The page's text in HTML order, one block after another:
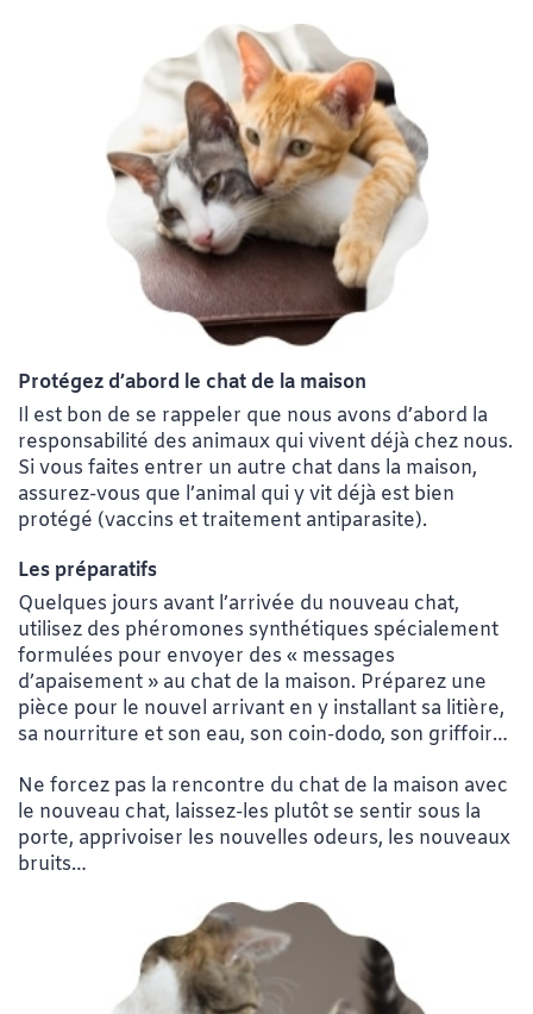
Protégez d’abord le chat de la maison
Il est bon de se rappeler que nous avons d’abord la
responsabilité des animaux qui vivent déjà chez nous.
Si vous faites entrer un autre chat dans la maison,
assurez-vous que l’animal qui y vit déjà est bien
protégé (vaccins et traitement antiparasite).
Les préparatifs
Quelques jours avant l’arrivée du nouveau chat,
utilisez des phéromones synthétiques spécialement
formulées pour envoyer des « messages
d’apaisement » au chat de la maison. Préparez une
pièce pour le nouvel arrivant en y installant sa litière,
sa nourriture et son eau, son coin-dodo, son griffoir…
Ne forcez pas la rencontre du chat de la maison avec
le nouveau chat, laissez-les plutôt se sentir sous la
porte, apprivoiser les nouvelles odeurs, les nouveaux
bruits…